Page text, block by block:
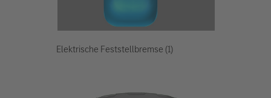
Elektrische Feststellbremse (1)